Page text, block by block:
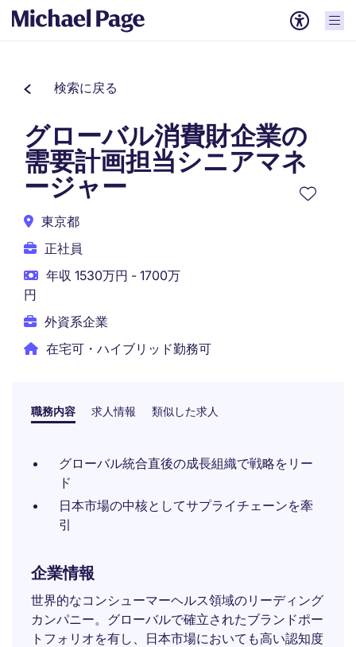
検索に戻る
グローバル消費財企業の
需要計画担当シニアマネ
ージャー
東京都
正社員
年収 1530万円 - 1700万
円
外資系企業
在宅可・ハイブリッド勤務可
職務内容 求人情報 類似した求人
グローバル統合直後の成長組織で戦略をリー
ド
日本市場の中核としてサプライチェーンを牽
引
企業情報
世界的なコンシューマーヘルス領域のリーディング
カンパニー。グローバルで確立されたブランドポー
トフォリオを有し、日本市場においても高い認知度